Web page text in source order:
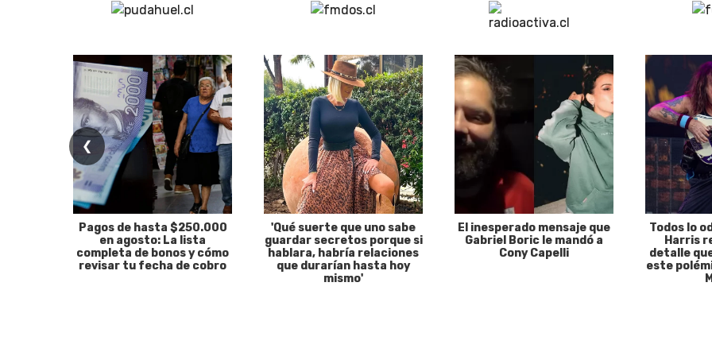
❮
Pagos de hasta $250.000
en agosto: La lista
completa de bonos y cómo
revisar tu fecha de cobro
'Qué suerte que uno sabe
guardar secretos porque si
hablara, habría relaciones
que durarían hasta hoy
mismo'
El inesperado mensaje que
Gabriel Boric le mandó a
Cony Capelli
Todos lo
Harris
detalle
este